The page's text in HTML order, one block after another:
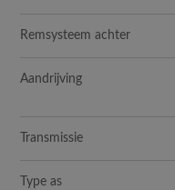
Remsysteem achter
Aandrijving
Transmissie
Type as